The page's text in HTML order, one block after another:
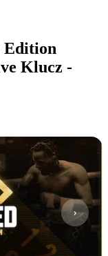
Edition
Klucz -